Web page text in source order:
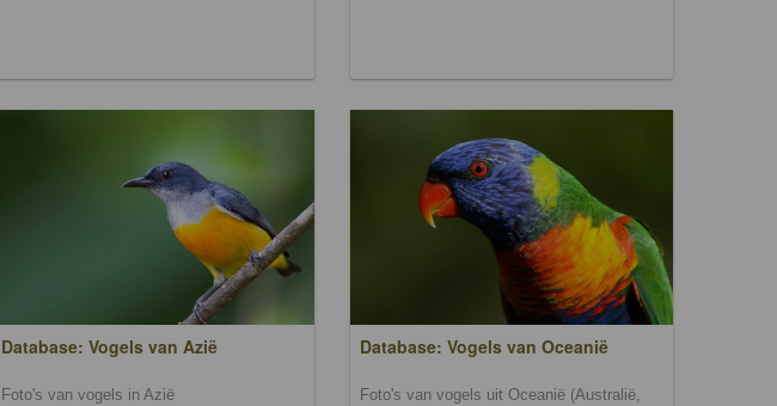
Database: Vogels van Azië
Foto's van vogels in Azië
Database: Vogels van Oceanië
Foto's van vogels uit Oceanië (Australië,